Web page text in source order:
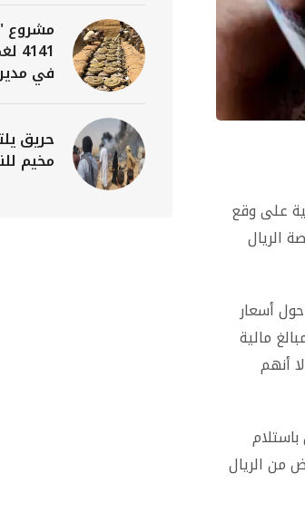
على وقع
الريال
شائعات كثيرة حول أسعار
مالية
أنهم
من الريال
مشروع
في
حريق
مخيم